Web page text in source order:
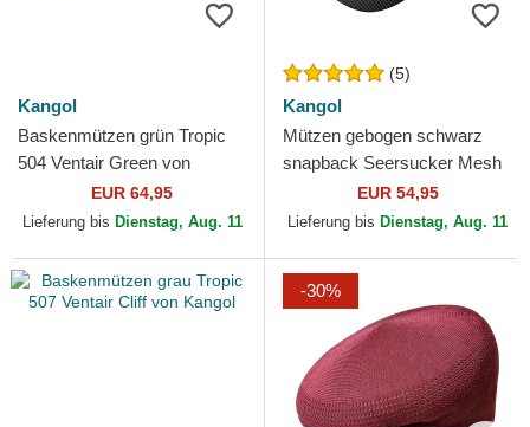
Kangol
Baskenmützen grün Tropic
504 Ventair Green von
EUR 64,95
Lieferung bis Dienstag, Aug. 11
(5)
Kangol
Mützen gebogen schwarz
snapback Seersucker Mesh
Black von Kangol
EUR 54,95
Lieferung bis Dienstag, Aug. 11
-30%